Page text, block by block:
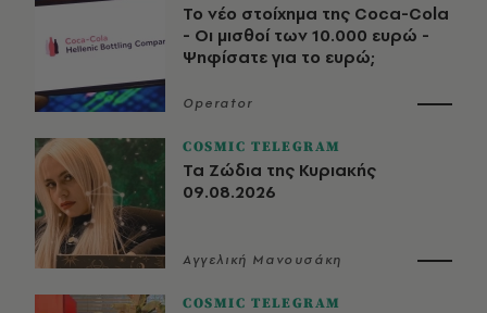
Το νέο στοίχημα της Coca-Cola
- Οι μισθοί των 10.000 ευρώ -
Ψηφίσατε για το ευρώ;
Operator
COSMIC TELEGRAM
Τα Ζώδια της Κυριακής
09.08.2026
Αγγελική Μανουσάκη
COSMIC TELEGRAM